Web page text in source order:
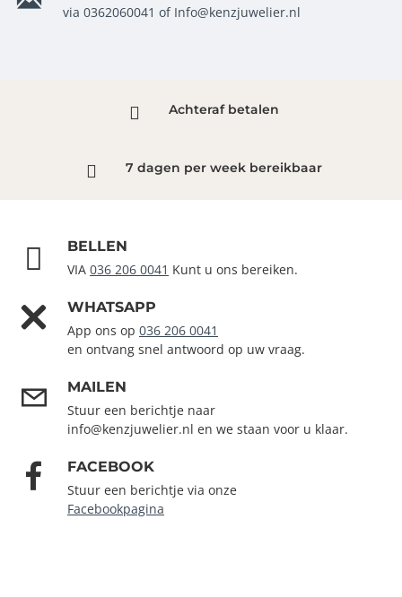
via 0362060041 of Info@kenzjuwelier.nl
Achteraf betalen
7 dagen per week bereikbaar
BELLEN
VIA 036 206 0041 Kunt u ons bereiken.
WHATSAPP
App ons op 036 206 0041
en ontvang snel antwoord op uw vraag.
MAILEN
Stuur een berichtje naar
info@kenzjuwelier.nl en we staan voor u klaar.
FACEBOOK
Stuur een berichtje via onze
Facebookpagina